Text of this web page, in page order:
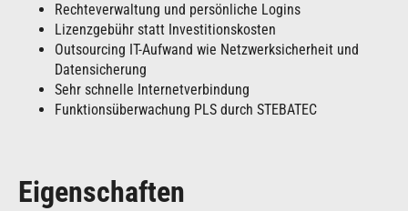
Rechteverwaltung und persönliche Logins
Lizenzgebühr statt Investitionskosten
Outsourcing IT-Aufwand wie Netzwerksicherheit und
Datensicherung
Sehr schnelle Internetverbindung
Funktionsüberwachung PLS durch STEBATEC
Eigenschaften